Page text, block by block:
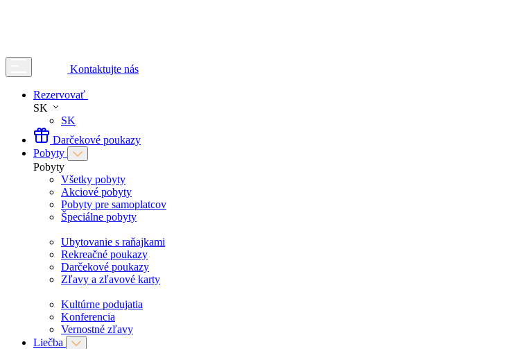
Kontaktujte nás
Rezervovať
SK
SK
Darčekové poukazy
Pobyty
Pobyty
Všetky pobyty
Akciové pobyty
Pobyty pre samoplatcov
Špeciálne pobyty
Ubytovanie s raňajkami
Rekreačné poukazy
Darčekové poukazy
Zľavy a zľavové karty
Kultúrne podujatia
Konferencia
Vernostné zľavy
Liečba